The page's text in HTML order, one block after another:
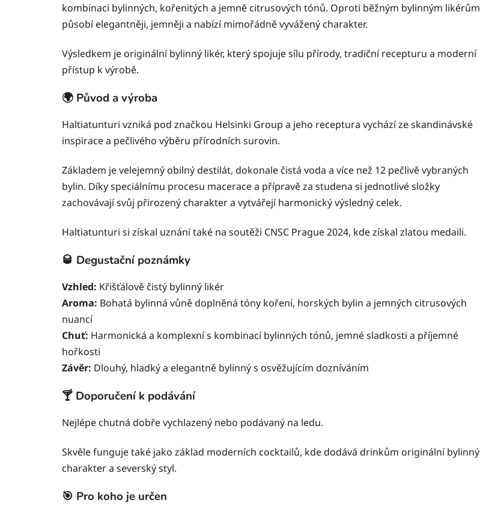
kombinaci bylinných, kořenitých a jemně citrusových tónů. Oproti běžným bylinným likérům
působí elegantněji, jemněji a nabízí mimořádně vyvážený charakter.
Výsledkem je originální bylinný likér, který spojuje sílu přírody, tradiční recepturu a moderní
přístup k výrobě.
🌍 Původ a výroba
Haltiatunturi vzniká pod značkou Helsinki Group a jeho receptura vychází ze skandinávské
inspirace a pečlivého výběru přírodních surovin.
Základem je velejemný obilný destilát, dokonale čistá voda a více než 12 pečlivě vybraných
bylin. Díky speciálnímu procesu macerace a přípravě za studena si jednotlivé složky
zachovávají svůj přirozený charakter a vytvářejí harmonický výsledný celek.
Haltiatunturi si získal uznání také na soutěži CNSC Prague 2024, kde získal zlatou medaili.
🥃 Degustační poznámky
Vzhled: Křišťálově čistý bylinný likér
Aroma: Bohatá bylinná vůně doplněná tóny koření, horských bylin a jemných citrusových
nuancí
Chuť: Harmonická a komplexní s kombinací bylinných tónů, jemné sladkosti a příjemné
hořkosti
Závěr: Dlouhý, hladký a elegantně bylinný s osvěžujícím dozníváním
🍸 Doporučení k podávání
Nejlépe chutná dobře vychlazený nebo podávaný na ledu.
Skvěle funguje také jako základ moderních cocktailů, kde dodává drinkům originální bylinný
charakter a severský styl.
🎯 Pro koho je určen